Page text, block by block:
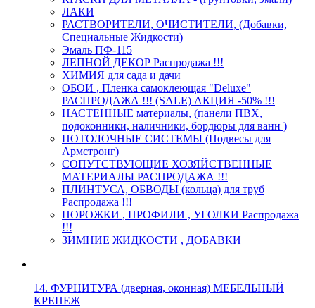
ЛАКИ
РАСТВОРИТЕЛИ, ОЧИСТИТЕЛИ, (Добавки,
Специальные Жидкости)
Эмаль ПФ-115
ЛЕПНОЙ ДЕКОР Распродажа !!!
ХИМИЯ для сада и дачи
ОБОИ , Пленка самоклеющая "Deluxe"
РАСПРОДАЖА !!! (SALE) АКЦИЯ -50% !!!
НАСТЕННЫЕ материалы, (панели ПВХ,
подоконники, наличники, бордюры для ванн )
ПОТОЛОЧНЫЕ СИСТЕМЫ (Подвесы для
Армстронг)
СОПУТСТВУЮЩИЕ ХОЗЯЙСТВЕННЫЕ
МАТЕРИАЛЫ РАСПРОДАЖА !!!
ПЛИНТУСА, ОБВОДЫ (кольца) для труб
Распродажа !!!
ПОРОЖКИ , ПРОФИЛИ , УГОЛКИ Распродажа
!!!
ЗИМНИЕ ЖИДКОСТИ , ДОБАВКИ
14. ФУРНИТУРА (дверная, оконная) МЕБЕЛЬНЫЙ
КРЕПЕЖ